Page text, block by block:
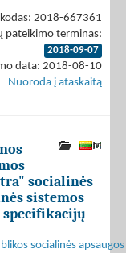
2018-667361
pateikimo terminas:
2018-09-07
data: 2018-08-10
Nuoroda į ataskaitą
socialinės
sistemos
socialinės